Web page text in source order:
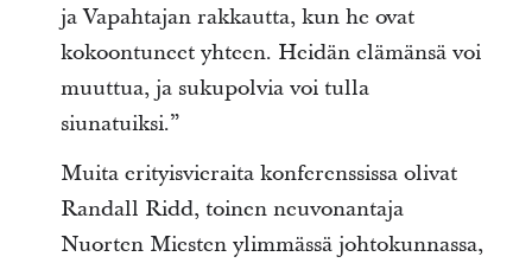
ja Vapahtajan rakkautta, kun he ovat
kokoontuneet yhteen. Heidän elämänsä voi
muuttua, ja sukupolvia voi tulla
siunatuiksi.”
Muita erityisvieraita konferenssissa olivat
Randall Ridd, toinen neuvonantaja
Nuorten Miesten ylimmässä johtokunnassa,